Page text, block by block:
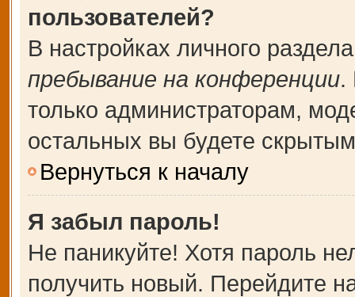
пользователей?
В настройках личного
пребывание на конференции.
только администраторам,
остальных вы будете
Вернуться к началу
Я забыл пароль!
Не паникуйте! Хотя пароль
получить новый. Перейдите